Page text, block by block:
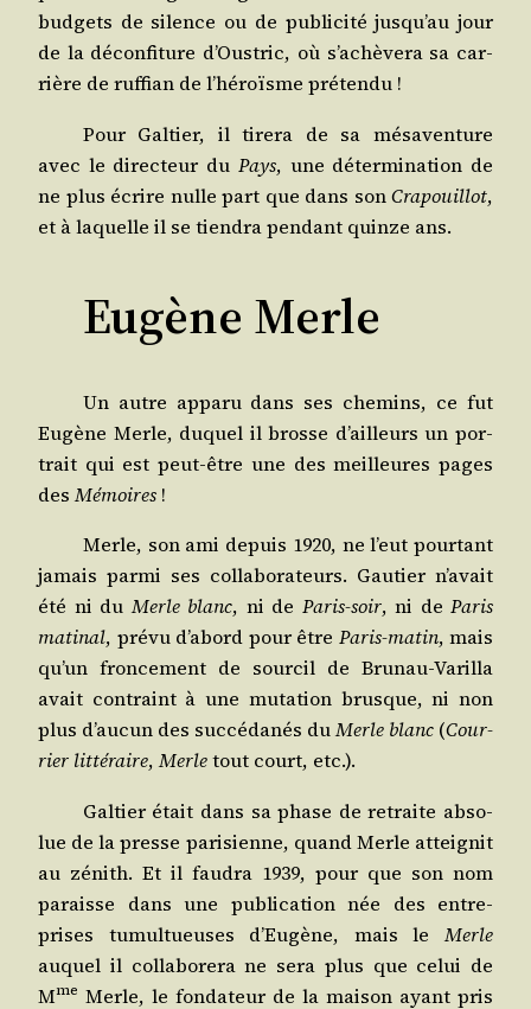
bud­gets de silence ou de publi­ci­té jus­qu’au jour
de la décon­fi­ture d’Ous­tric, où s’a­chè­ve­ra sa car­
rière de ruf­fian de l’hé­roïsme prétendu !
Pour Gal­tier, il tire­ra de sa mésa­ven­ture
avec le direc­teur du Pays, une déter­mi­na­tion de
ne plus écrire nulle part que dans sonCra­pouillot,
et à laquelle il se tien­dra pen­dant quinze ans.
Eugène Merle
Un autre appa­ru dans ses che­mins, ce fut
Eugène Merle, duquel il brosse d’ailleurs un por­
trait qui est peut-être une des meilleures pages
desMémoires !
Merle, son ami depuis 1920, ne l’eut pour­tant
jamais par­mi ses col­la­bo­ra­teurs. Gau­tier n’a­vait
été ni duMerle blanc, ni de Paris-soir, ni de Paris
mati­nal, pré­vu d’a­bord pour être Paris-matin, mais
qu’un fron­ce­ment de sour­cil de Bru­nau-Varilla
avait contraint à une muta­tion brusque, ni non
plus d’au­cun des suc­cé­da­nés duMerle blanc (Cour­
rier lit­té­raire,Merletout court, etc.).
Gal­tier était dans sa phase de retraite abso­
lue de la presse pari­sienne, quand Merle attei­gnit
au zénith. Et il fau­dra 1939, pour que son nom
paraisse dans une publi­ca­tion née des entre­
prises tumul­tueuses d’Eu­gène, mais leMerle
auquel il col­la­bo­re­ra ne sera plus que celui de
Mme Merle, le fon­da­teur de la mai­son ayant pris